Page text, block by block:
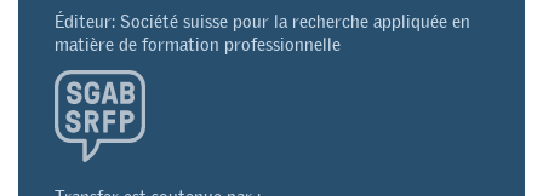
Éditeur: Société suisse pour la recherche appliquée en
matière de formation professionnelle